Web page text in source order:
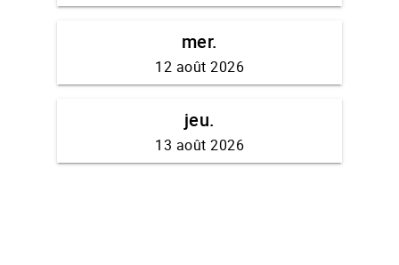
mer.
12 août 2026
jeu.
13 août 2026